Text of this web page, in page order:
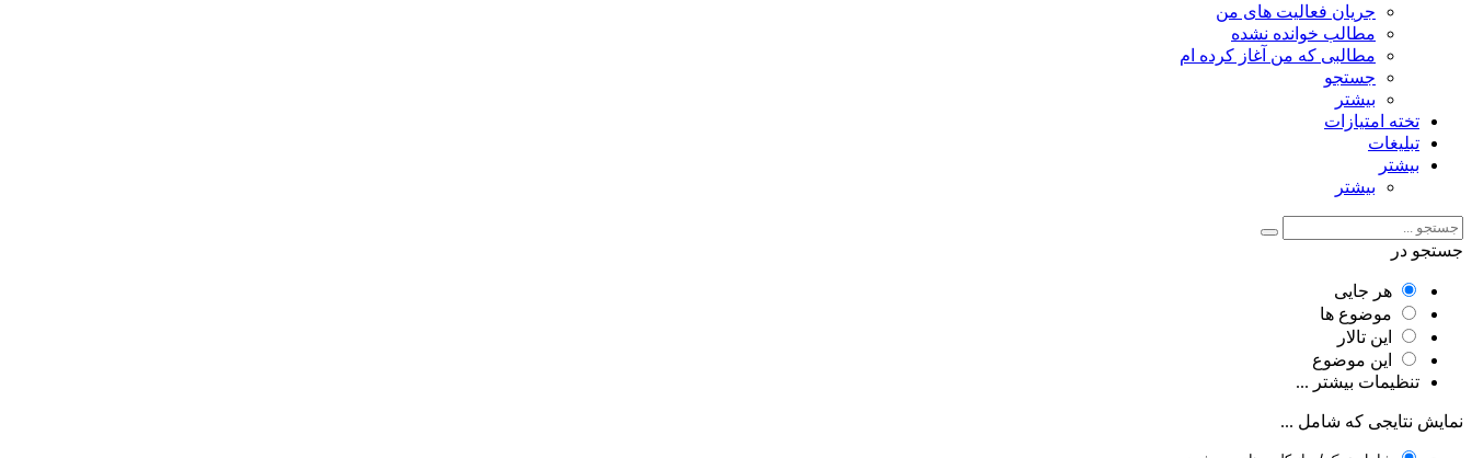
جریان فعالیت های من
مطالب خوانده نشده
مطالبی که من آغاز کرده ام
جستجو
بیشتر
تخته امتیازات
تبلیغات
بیشتر
بیشتر
جستجو در
هر جایی
موضوع ها
این تالار
این موضوع
تنظیمات بیشتر ...
نمایش نتایجی که شامل ...